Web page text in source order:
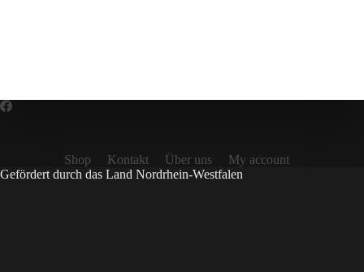
Shop Kontakt Über uns
My account
Gefördert durch das Land Nordrhein-Westfalen